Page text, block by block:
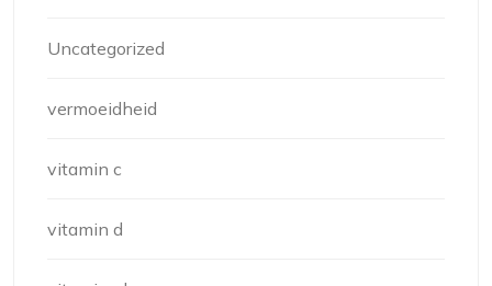
Uncategorized
vermoeidheid
vitamin c
vitamin d